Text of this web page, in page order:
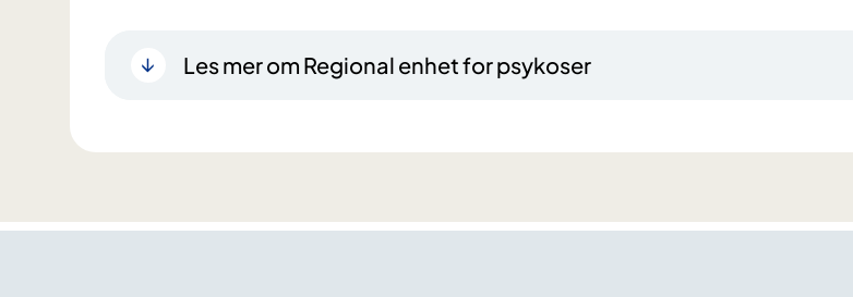
Les mer om Regional enhet for psykoser